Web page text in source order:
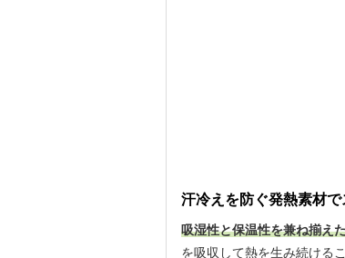
汗冷えを防ぐ発熱素材で
吸湿性と保温性を兼ね揃え
を吸収して熱を生み続ける